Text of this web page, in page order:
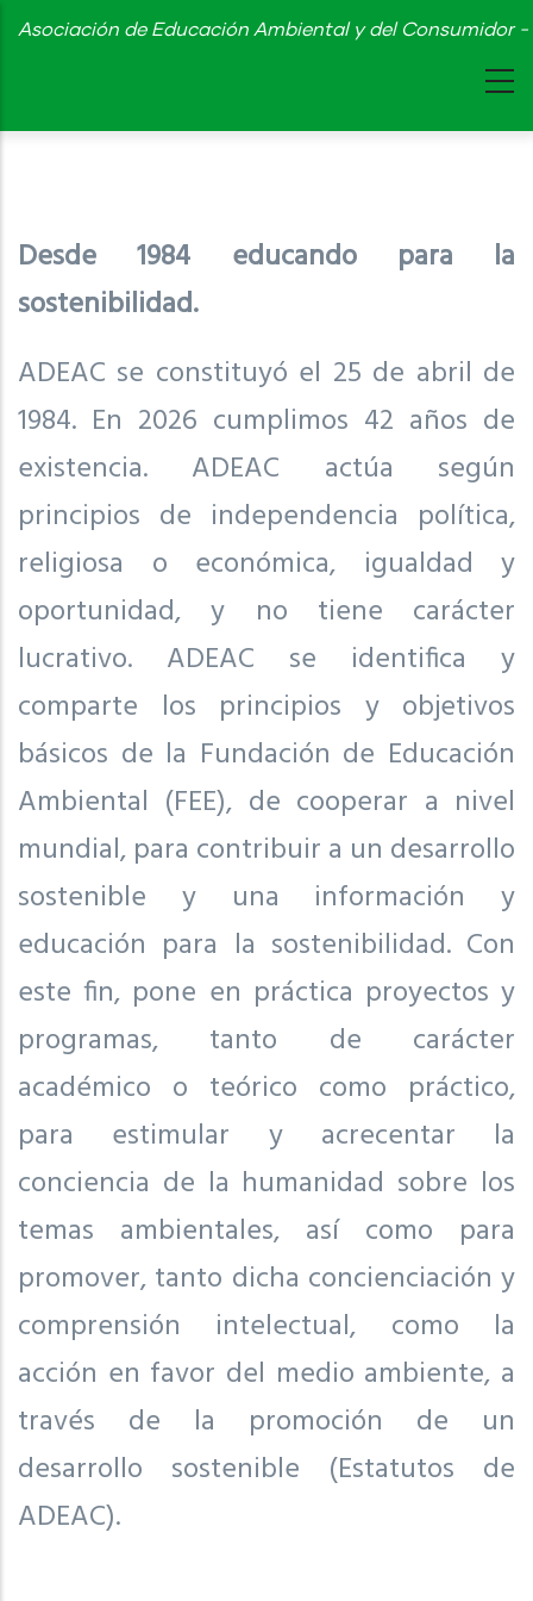
Skip
content
Asociación de Educación Ambiental y del Consumidor
Desde 1984 educando para la
sostenibilidad.
ADEAC se constituyó el 25 de abril de
1984. En 2026 cumplimos 42 años de
existencia. ADEAC actúa según
principios de independencia política,
religiosa o económica, igualdad y
oportunidad, y no tiene carácter
lucrativo. ADEAC se identifica y
comparte los principios y objetivos
básicos de la Fundación de Educación
Ambiental (FEE), de cooperar a nivel
mundial, para contribuir a un desarrollo
sostenible y una información y
educación para la sostenibilidad. Con
este fin, pone en práctica proyectos y
programas, tanto de carácter
académico o teórico como práctico,
para estimular y acrecentar la
conciencia de la humanidad sobre los
temas ambientales, así como para
promover, tanto dicha concienciación y
comprensión intelectual, como la
acción en favor del medio ambiente, a
través de la promoción de un
desarrollo sostenible (Estatutos de
ADEAC).